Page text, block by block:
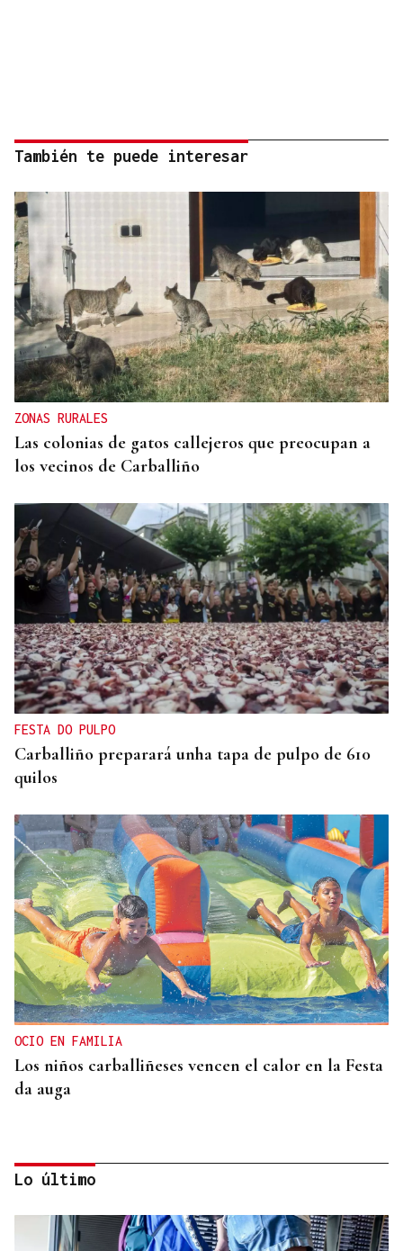
También te puede interesar
ZONAS RURALES
Las colonias de gatos callejeros que preocupan a
los vecinos de Carballiño
FESTA DO PULPO
Carballiño preparará unha tapa de pulpo de 610
quilos
OCIO EN FAMILIA
Los niños carballiñeses vencen el calor en la Festa
da auga
Lo último